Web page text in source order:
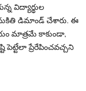
విద్యార్థుల
డిమాండ్ చేశారు. ఈ
మాత్రమే కాకుండా,
పెట్టేలా ప్రేరేపించవచ్చని